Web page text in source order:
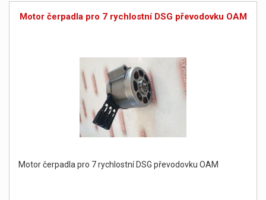
Motor čerpadla pro 7 rychlostní DSG převodovku OAM
Motor čerpadla pro 7 rychlostní DSG převodovku OAM